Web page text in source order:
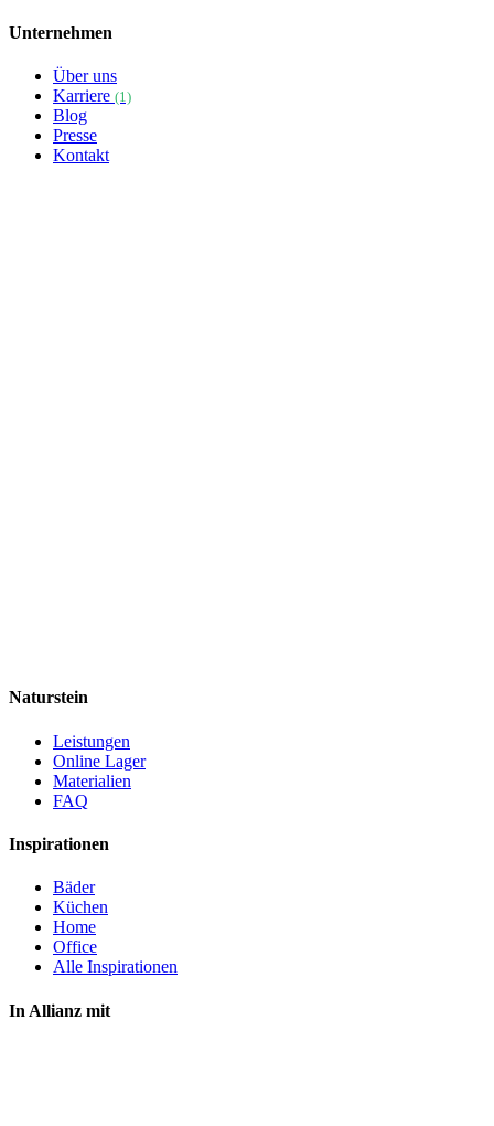
Unternehmen
Über uns
Karriere (1)
Blog
Presse
Kontakt
Naturstein
Leistungen
Online Lager
Materialien
FAQ
Inspirationen
Bäder
Küchen
Home
Office
Alle Inspirationen
In Allianz mit